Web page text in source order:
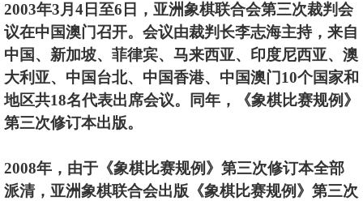
2003年3月4日至6日，亚洲象棋联合会第三次裁判会
议在中国澳门召开。会议由裁判长李志海主持，来自
中国、新加坡、菲律宾、马来西亚、印度尼西亚、澳
大利亚、中国台北、中国香港、中国澳门10个国家和
地区共18名代表出席会议。同年，《象棋比赛规例》
第三次修订本出版。
2008年，由于《象棋比赛规例》第三次修订本全部
派清，亚洲象棋联合会出版《象棋比赛规例》第三次